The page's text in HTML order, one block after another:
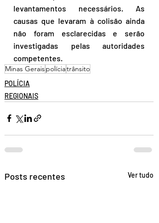
levantamentos necessários. As
causas que levaram à colisão ainda
não foram esclarecidas e serão
investigadas pelas autoridades
competentes.
Minas Geraispolíciatrânsito
POLÍCIA
REGIONAIS
Posts recentes Ver tudo